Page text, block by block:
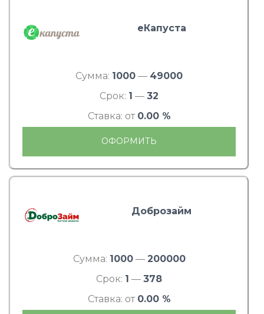
еКапуста
Сумма: 1000 — 49000
Срок: 1 — 32
Ставка: от 0.00 %
ОФОРМИТЬ
Доброзайм
Сумма: 1000— 200000
Срок: 1 — 378
Ставка: от 0.00 %